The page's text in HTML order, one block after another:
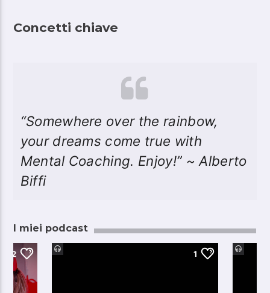
Concetti chiave
“Somewhere over the rainbow,
your dreams come true with
Mental Coaching. Enjoy!” ~ Alberto
Biffi
I miei podcast
2 1